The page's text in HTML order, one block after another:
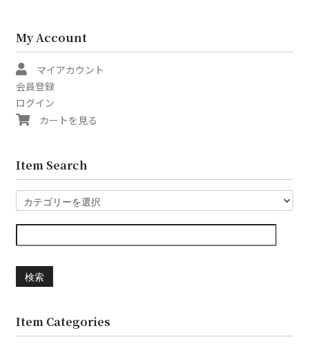
My Account
マイアカウント
会員登録
ログイン
カートを見る
Item Search
検索
Item Categories